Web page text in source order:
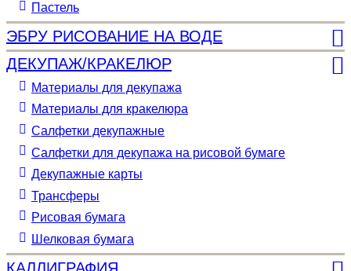
Пастель
ЭБРУ РИСОВАНИЕ НА ВОДЕ
ДЕКУПАЖ/КРАКЕЛЮР
Материалы для декупажа
Материалы для кракелюра
Cалфетки декупажные
Салфетки для декупажа на рисовой бумаге
Декупажные карты
Трансферы
Рисовая бумага
Шелковая бумага
КАЛЛИГРАФИЯ